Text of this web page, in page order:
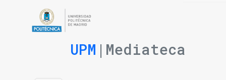
UPM |Mediateca